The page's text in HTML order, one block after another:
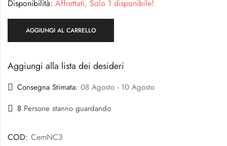
Disponibilità: Affrettati, Solo 1 disponibile!
AGGIUNGI AL CARRELLO
Aggiungi alla lista dei desideri
Consegna Stimata: 08 Agosto - 10 Agosto
8 Persone stanno guardando
COD: CemNC3